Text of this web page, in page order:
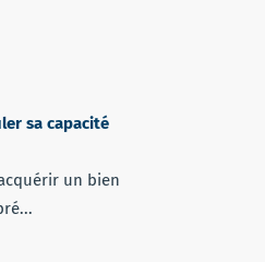
sa capacité
un bien